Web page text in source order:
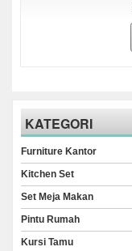
KATEGORI
Furniture Kantor
Kitchen Set
Set Meja Makan
Pintu Rumah
Kursi Tamu